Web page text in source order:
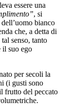
essere una
, si
bianco
che, a detta di
senso, tanto
il suo ego
per secoli la
(i gusti sono
frutto del peccato